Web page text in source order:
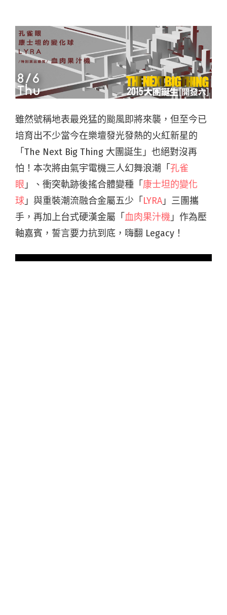
雖然號稱地表最兇猛的颱風即將來襲，但至今已
培育出不少當今在樂壇發光發熱的火紅新星的
「The Next Big Thing 大團誕生」也絕對沒再
怕！本次將由氣宇電機三人幻舞浪潮「 孔雀
眼 」、衝突軌跡後搖合體變種「 康士坦的變化
球 」與重裝潮流融合金屬五少「 LYRA 」三團攜
手，再加上台式硬漢金屬「 血肉果汁機 」作為壓
軸嘉賓，誓言要力抗到底，嗨翻 Legacy！